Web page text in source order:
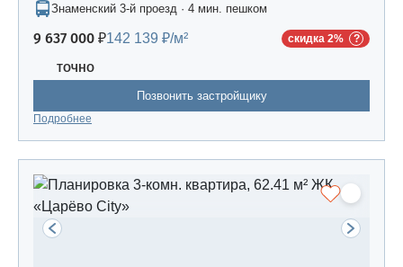
Знаменский 3-й проезд · 4 мин. пешком
9 637 000 ₽142 139 ₽/м² скидка 2%
ТОЧНО
Позвонить застройщику
Подробнее